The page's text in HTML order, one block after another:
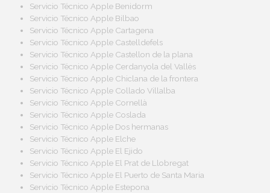
Servicio Técnico Apple Benidorm
Servicio Técnico Apple Bilbao
Servicio Técnico Apple Cartagena
Servicio Técnico Apple Castelldefels
Servicio Técnico Apple Castellon de la plana
Servicio Técnico Apple Cerdanyola del Vallès
Servicio Técnico Apple Chiclana de la frontera
Servicio Técnico Apple Collado Villalba
Servicio Técnico Apple Cornellà
Servicio Técnico Apple Coslada
Servicio Técnico Apple Dos hermanas
Servicio Técnico Apple Elche
Servicio Técnico Apple El Ejido
Servicio Técnico Apple El Prat de Llobregat
Servicio Técnico Apple El Puerto de Santa Maria
Servicio Técnico Apple Estepona